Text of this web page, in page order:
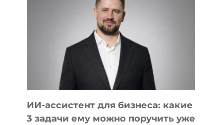
КОТОРЫЕ
РАЗВИВАЮТ
ТЕХНОЛОГИЧЕСКОЕ
ОБРАЗОВАНИЕ
ТАДЖИКИСТАНА
ИИ-ассистент для бизнеса: какие
3 задачи ему можно поручить уже